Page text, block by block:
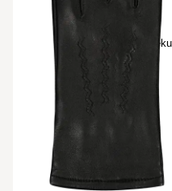
Avaa